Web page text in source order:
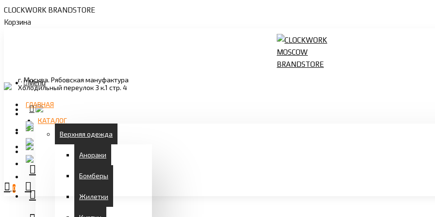
CLOCKWORK BRANDSTORE
Корзина
г. Москва. Рябовская мануфактура
Холодильный переулок 3 к.1 стр. 4
Menu
ГЛАВНАЯ
КАТАЛОГ
Верхняя одежда
Анораки
Бомберы
Жилетки
0